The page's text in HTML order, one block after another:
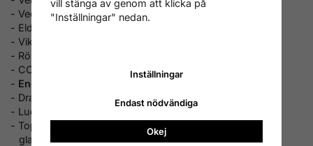
- Vedlängd: max 35cm
- Eldstad: B380*L250*H250mm
- Vikt: 180kg
- Rökgastemperatur: 238 grader
- CO vid 13% O2: 0,08 Vol%
- Energiklass: A+
- Drag: 0,12mbar
- Lucköppning: B350*H200mm,
- Topplatta: Gjutjärn 450*480mm,tillval keramiskt
glas
(enbart för modeller med skorstensanslutning bak)
vill stänga av genom att klicka på
"Inställningar" nedan.
Inställningar
Endast nödvändiga
Okej